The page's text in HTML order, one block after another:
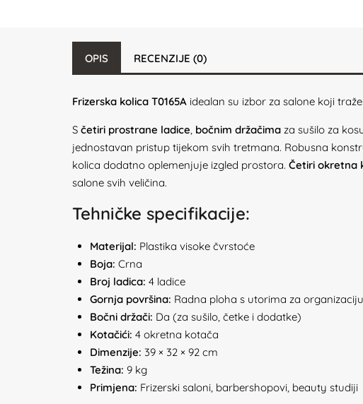
OPIS RECENZIJE (0)
Frizerska kolica T0165A idealan su izbor za salone koji
S četiri prostrane ladice, bočnim držačima za sušilo za
jednostavan pristup tijekom svih tretmana. Robusna
kolica dodatno oplemenjuje izgled prostora. Četiri okretna
salone svih veličina.
Tehničke specifikacije:
Materijal: Plastika visoke čvrstoće
Boja: Crna
Broj ladica: 4 ladice
Gornja površina: Radna ploha s utorima za
Bočni držači: Da (za sušilo, četke i dodatke)
Kotačići: 4 okretna kotača
Dimenzije: 39 × 32 × 92 cm
Težina: 9 kg
Primjena: Frizerski saloni, barbershopovi, beauty studiji